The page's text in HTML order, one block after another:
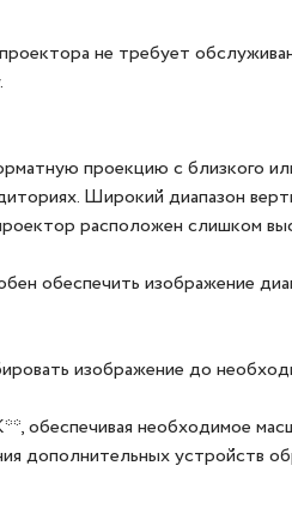
не требует
проекцию с близкого
Широкий диапазон
расположен слишком
обеспечить изображение
изображение до
необходимое
дополнительных устройств